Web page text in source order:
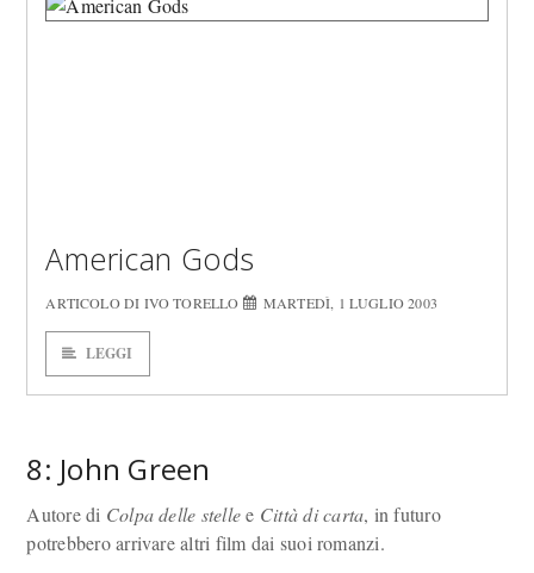
American Gods
ARTICOLO DI IVO TORELLO MARTEDÌ, 1 LUGLIO 2003
LEGGI
8: John Green
Autore di Colpa delle stellee Città di carta, in futuro
potrebbero arrivare altri film dai suoi romanzi.